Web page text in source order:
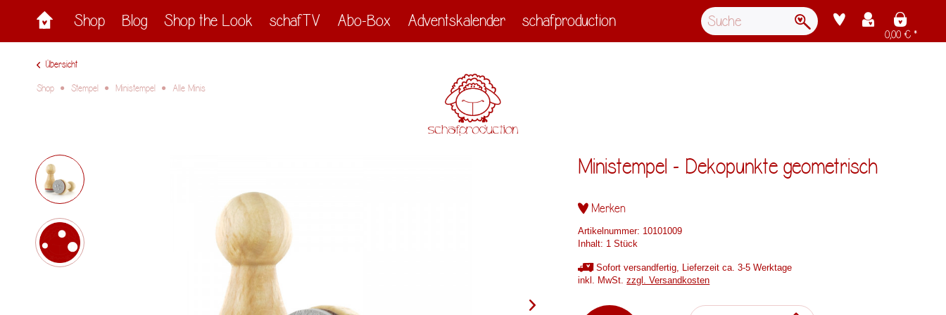
Shop Blog Shop the Look schafTV Abo-Box Adventskalender schafproduction
0,00 € *
Übersicht
Shop Stempel Ministempel Alle Minis
Ministempel - Dekopunkte geometrisch
Merken
Artikelnummer: 10101009
Inhalt: 1 Stück
Sofort versandfertig, Lieferzeit ca. 3-5 Werktage
inkl. MwSt.zzgl. Versandkosten